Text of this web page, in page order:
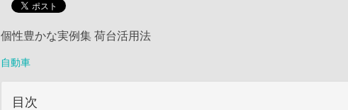
個性豊かな実例集 荷台活用法
自動車
目次